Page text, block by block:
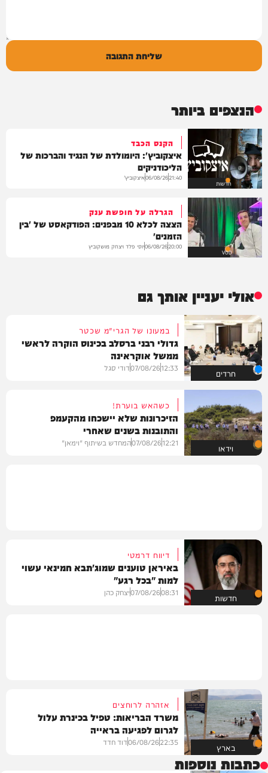
שליחת התגובה
הנצפים ביותר
חדשות
הקנס הכבד
איצקוביץ': היומולדת של הנגיד והברכות של
הליכודניקים
21:40
06/08/26איצקוביץ'
VOD
הגרלה על חופשת ענק
הצצה לכלא 10 מבפנים: הפודקאסט של 'בין
הזמנים'
20:00
06/08/26יוסי פלד ויצחק מושקוביץ
אולי יעניין אותך גם
חרדים
במעונו של הגרי"מ שכטר
גדולי רבני ברסלב בכינוס הוקרה לראשי
ממשל אוקראינה
12:33
07/08/26דודי סגל
וידאו
כשהאש בוערת!
הזיכרונות שלא יישכחו מהקעמפ
והתובנות בשנים שאחרי
12:21
07/08/26המחדש בשיתוף "וימאן"
חדשות
דיווח דרמטי
באיראן טוענים שמוג'תבא חמינאי עשוי
למות "בכל רגע"
08:31
07/08/26יצחק כהן
בארץ
אזהרה לרוחצים
משרד הבריאות: טפיל בכינרת עלול
לגרום לפגיעה בראייה
22:35
06/08/26דוד חדד
כתבות נוספות